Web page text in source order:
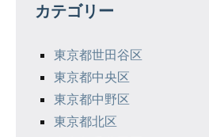
ー
カテゴリー
東京都世田谷区
東京都中央区
東京都中野区
東京都北区